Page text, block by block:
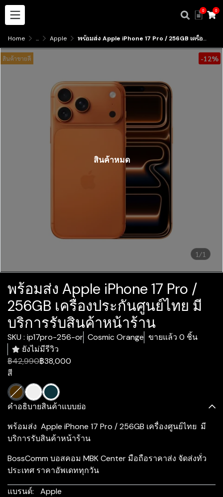
0 0
Home ... Apple พร้อมส่ง Apple iPhone 17 Pro / 256GB เครื่องประกันศูนย์ไทย มีบริการรับสินค้าหน้าร้าน
1/1
สินค้าขายดี -12%
สินค้าหมด
พร้อมส่ง Apple iPhone 17 Pro /
256GB เครื่องประกันศูนย์ไทย มี
บริการรับสินค้าหน้าร้าน
SKU : ip17pro-256-or Cosmic Orange ขายแล้ว 0 ชิ้น
ยังไม่มีรีวิว
฿42,990฿38,000
สี
คำอธิบายสินค้าแบบย่อ
พร้อมส่ง Apple iPhone 17 Pro / 256GB เครื่องศูนย์ไทย มี
บริการรับสินค้าหน้าร้าน
BossComm บอสคอม MBK Center มือถือราคาส่ง จัดส่งทั่ว
ประเทศ ราคาอัพเดททุกวัน
แบรนด์:
Apple